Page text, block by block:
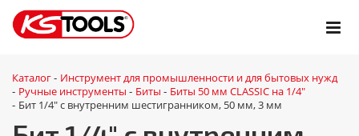
Каталог - Инструмент для промышленности и для бытовых нужд
- Ручные инструменты - Биты - Биты 50 мм CLASSIC на 1/4"
- Бит 1/4" с внутренним шестигранником, 50 мм, 3 мм